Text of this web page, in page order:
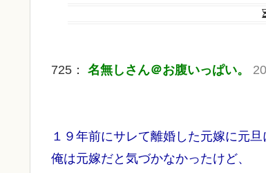
725： 名無しさん＠お腹いっぱい。
１９年前にサレて離婚した元嫁に元
俺は元嫁だと気づかなかったけど、